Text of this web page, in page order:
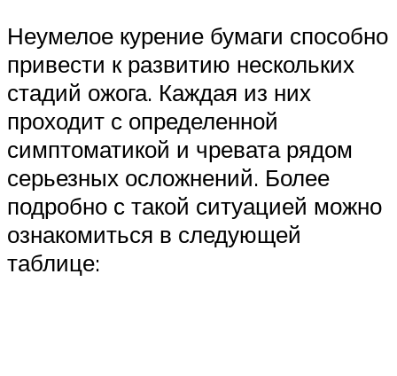
Неумелое курение бумаги способно
привести к развитию нескольких
стадий ожога. Каждая из них
проходит с определенной
симптоматикой и чревата рядом
серьезных осложнений. Более
подробно с такой ситуацией можно
ознакомиться в следующей
таблице: